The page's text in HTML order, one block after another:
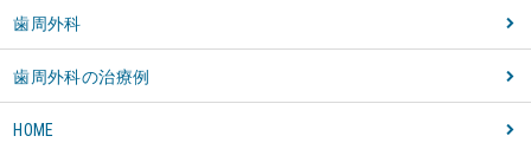
歯周外科
歯周外科の治療例
HOME